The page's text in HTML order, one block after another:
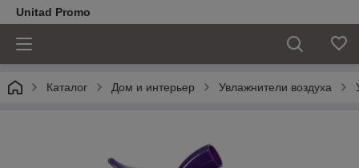
Unitad Promo
Каталог Дом и интерьер Увлажнители воздуха